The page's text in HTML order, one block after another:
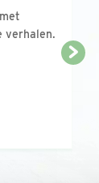
verhalen.